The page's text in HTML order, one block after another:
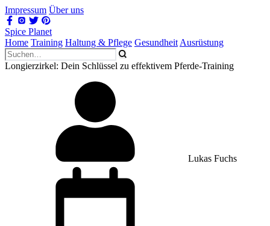
Impressum Über uns
Spice Planet
Home Training Haltung & Pflege Gesundheit Ausrüstung
Longierzirkel: Dein Schlüssel zu effektivem Pferde-Training
Lukas Fuchs